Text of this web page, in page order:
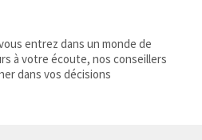
entrez dans un monde de
à votre écoute, nos conseillers
dans vos décisions